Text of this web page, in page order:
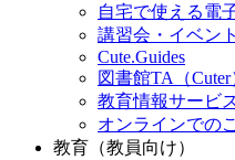
自宅で使える電
講習会・イベント
Cute.Guides
図書館TA（Cuter
教育情報サービ
オンラインでの
教育（教員向け）